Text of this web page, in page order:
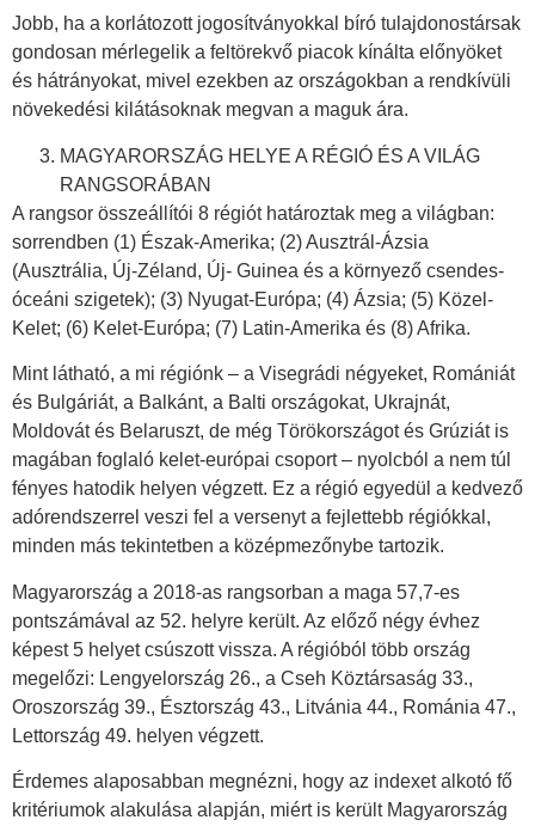
Jobb, ha a korlátozott jogosítványokkal bíró tulajdonostársak
gondosan mérlegelik a feltörekvő piacok kínálta előnyöket
és hátrányokat, mivel ezekben az országokban a rendkívüli
növekedési kilátásoknak megvan a maguk ára.
MAGYARORSZÁG HELYE A RÉGIÓ ÉS A VILÁG
RANGSORÁBAN
A rangsor összeállítói 8 régiót határoztak meg a világban:
sorrendben (1) Észak-Amerika; (2) Ausztrál-Ázsia
(Ausztrália, Új-Zéland, Új- Guinea és a környező csendes-
óceáni szigetek); (3) Nyugat-Európa; (4) Ázsia; (5) Közel-
Kelet; (6) Kelet-Európa; (7) Latin-Amerika és (8) Afrika.
Mint látható, a mi régiónk ‒ a Visegrádi négyeket, Romániát
és Bulgáriát, a Balkánt, a Balti országokat, Ukrajnát,
Moldovát és Belaruszt, de még Törökországot és Grúziát is
magában foglaló kelet-európai csoport ‒ nyolcból a nem túl
fényes hatodik helyen végzett. Ez a régió egyedül a kedvező
adórendszerrel veszi fel a versenyt a fejlettebb régiókkal,
minden más tekintetben a középmezőnybe tartozik.
Magyarország a 2018-as rangsorban a maga 57,7-es
pontszámával az 52. helyre került. Az előző négy évhez
képest 5 helyet csúszott vissza. A régióból több ország
megelőzi: Lengyelország 26., a Cseh Köztársaság 33.,
Oroszország 39., Észtország 43., Litvánia 44., Románia 47.,
Lettország 49. helyen végzett.
Érdemes alaposabban megnézni, hogy az indexet alkotó fő
kritériumok alakulása alapján, miért is került Magyarország